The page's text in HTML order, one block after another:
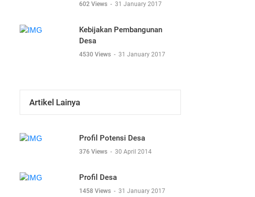
602 Views - 31 January 2017
Kebijakan Pembangunan
Desa
4530 Views - 31 January 2017
Artikel Lainya
Profil Potensi Desa
376 Views - 30 April 2014
Profil Desa
1458 Views - 31 January 2017